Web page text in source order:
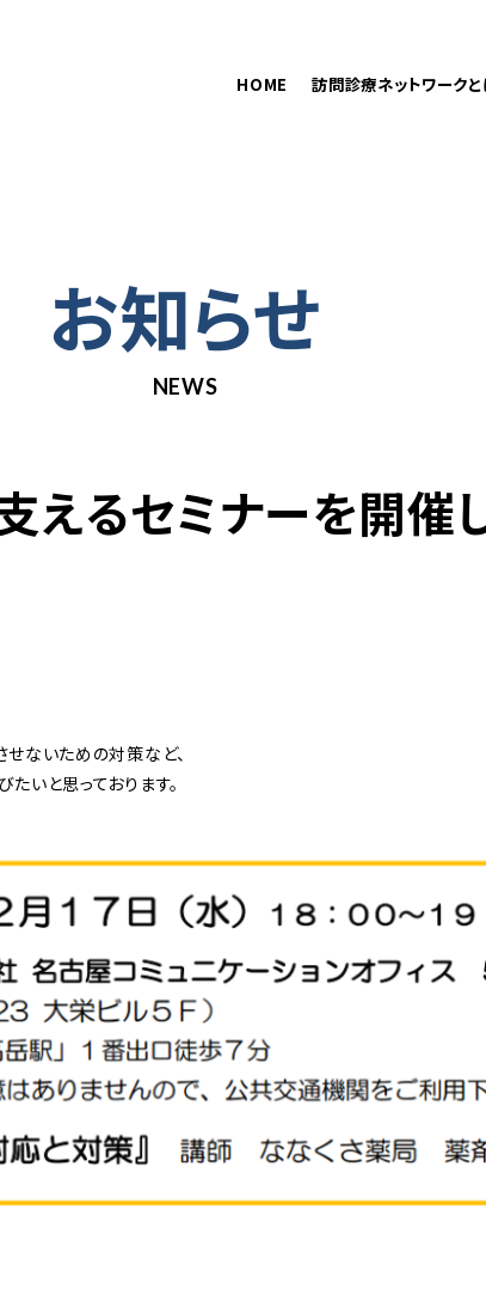
HOME 訪問診療ネットワーク
訪問診療をご希望の方へ
お知らせ
NEWS
えるセミナーを開催
ないための対策など、
いと思っております。